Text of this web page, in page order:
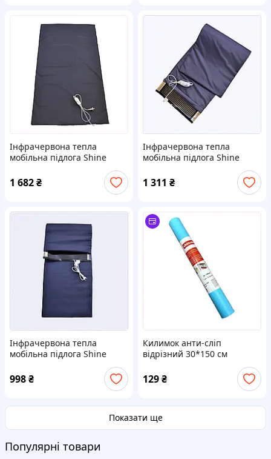
Інфрачервона тепла
мобільна підлога Shine
ЕК-80/150 240 Вт 80х150 см
Dark Blue iz16578,
88591H2A8
1 682₴
Інфрачервона тепла
мобільна підлога Shine
Вlue A881H8817
1 311 ₴
Інфрачервона тепла
мобільна підлога Shine
ЕК-100/50 100 Вт Dark blue
100х50 см 88PB07024
998₴
Килимок анти-сліп
відрізний 30*150 см
Stenson R16898 блакитний,
84P60663K
129₴
Показати ще
Популярні товари